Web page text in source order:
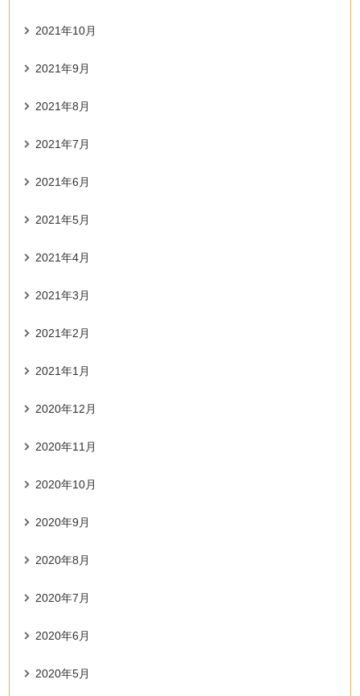
2021年10月
2021年9月
2021年8月
2021年7月
2021年6月
2021年5月
2021年4月
2021年3月
2021年2月
2021年1月
2020年12月
2020年11月
2020年10月
2020年9月
2020年8月
2020年7月
2020年6月
2020年5月